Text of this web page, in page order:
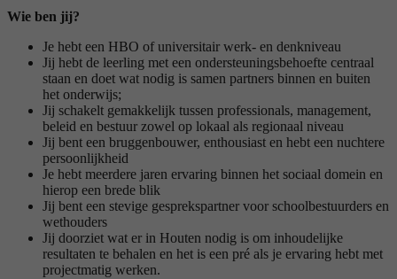
Wie ben jij?
Je hebt een HBO of universitair werk- en denkniveau
Jij hebt de leerling met een ondersteuningsbehoefte centraal
staan en doet wat nodig is samen partners binnen en buiten
het onderwijs;
Jij schakelt gemakkelijk tussen professionals, management,
beleid en bestuur zowel op lokaal als regionaal niveau
Jij bent een bruggenbouwer, enthousiast en hebt een nuchtere
persoonlijkheid
Je hebt meerdere jaren ervaring binnen het sociaal domein en
hierop een brede blik
Jij bent een stevige gesprekspartner voor schoolbestuurders en
wethouders
Jij doorziet wat er in Houten nodig is om inhoudelijke
resultaten te behalen en het is een pré als je ervaring hebt met
projectmatig werken.